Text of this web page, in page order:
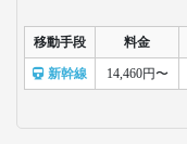
移動手段 料金
新幹線 14,460円〜